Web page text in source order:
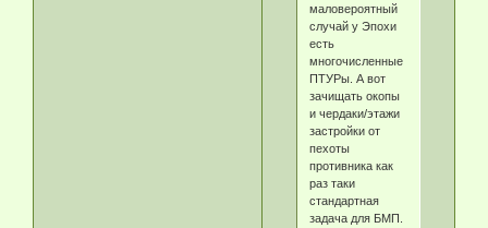
маловероятный
случай у Эпохи
есть
многочисленные
ПТУРы. А вот
зачищать окопы
и чердаки/этажи
застройки от
пехоты
противника как
раз таки
стандартная
задача для БМП.